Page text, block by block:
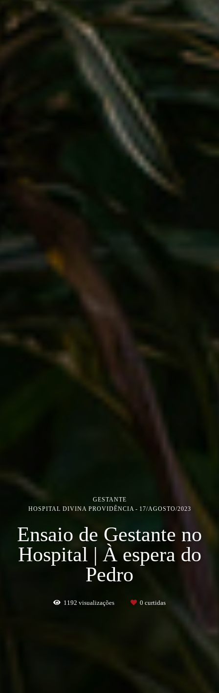
GESTANTE
HOSPITAL DIVINA PROVIDÊNCIA
17/AGOSTO/2023
Ensaio de Gestante no
Hospital | À espera do
Pedro
1192 visualizações 0 curtidas